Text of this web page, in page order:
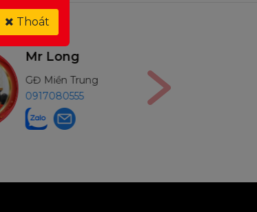
Mr Long
GĐ Miền Trung
0917080555
Thoát